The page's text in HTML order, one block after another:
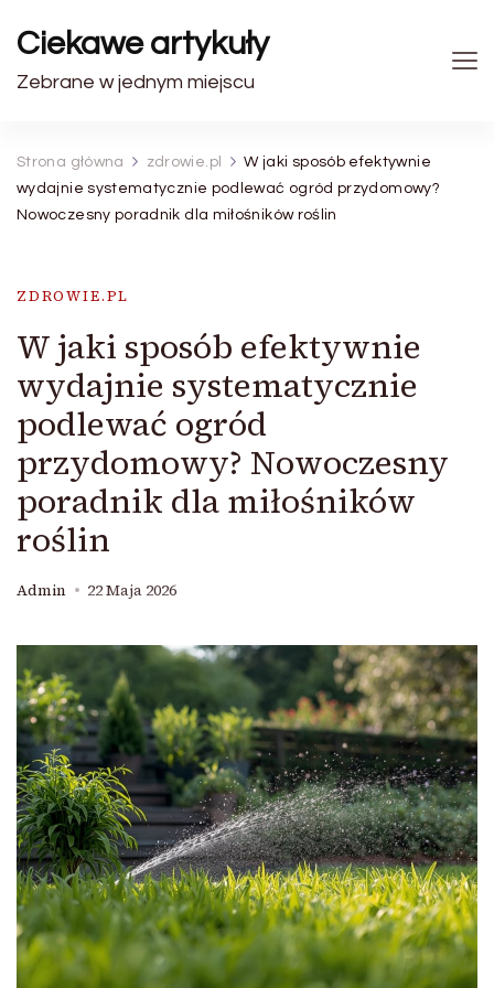
Ciekawe artykuły
Zebrane w jednym miejscu
Strona główna zdrowie.pl
W jaki sposób efektywnie
wydajnie systematycznie podlewać ogród przydomowy?
Nowoczesny poradnik dla miłośników roślin
ZDROWIE.PL
W jaki sposób efektywnie
wydajnie systematycznie
podlewać ogród
przydomowy? Nowoczesny
poradnik dla miłośników
roślin
Admin 22 Maja 2026